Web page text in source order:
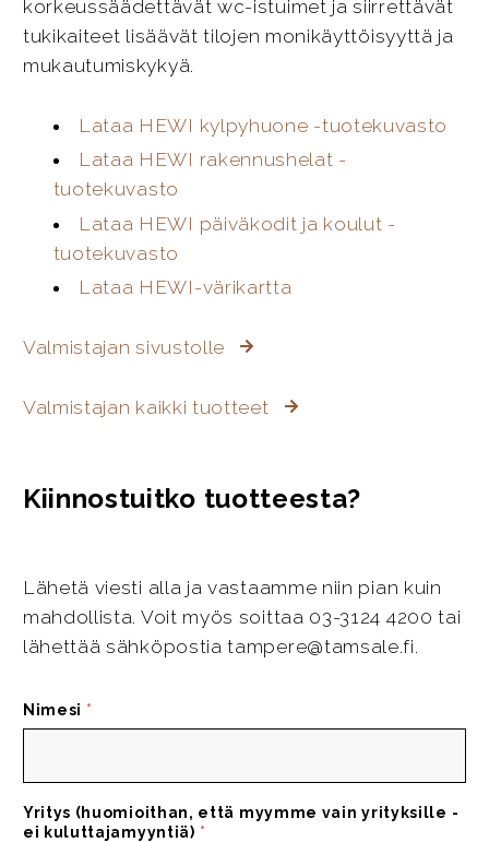
korkeussäädettävät wc-istuimet ja siirrettävät
tukikaiteet lisäävät tilojen monikäyttöisyyttä ja
mukautumiskykyä.
Lataa HEWI kylpyhuone -tuotekuvasto
Lataa HEWI rakennushelat -
tuotekuvasto
Lataa HEWI päiväkodit ja koulut -
tuotekuvasto
Lataa HEWI-värikartta
Valmistajan sivustolle
Valmistajan kaikki tuotteet
Kiinnostuitko tuotteesta?
Lähetä viesti alla ja vastaamme niin pian kuin
mahdollista. Voit myös soittaa 03-3124 4200 tai
lähettää sähköpostia tampere@tamsale.fi.
Nimesi *
Yritys (huomioithan, että myymme vain yrityksille -
ei kuluttajamyyntiä) *